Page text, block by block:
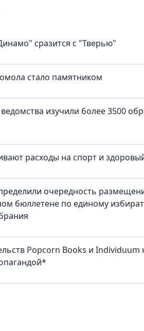
сразится с "Тверью"
стало памятником
изучили более 3500
расходы на спорт и
очередность
бюллетене по единому
Popcorn Books и Individuum